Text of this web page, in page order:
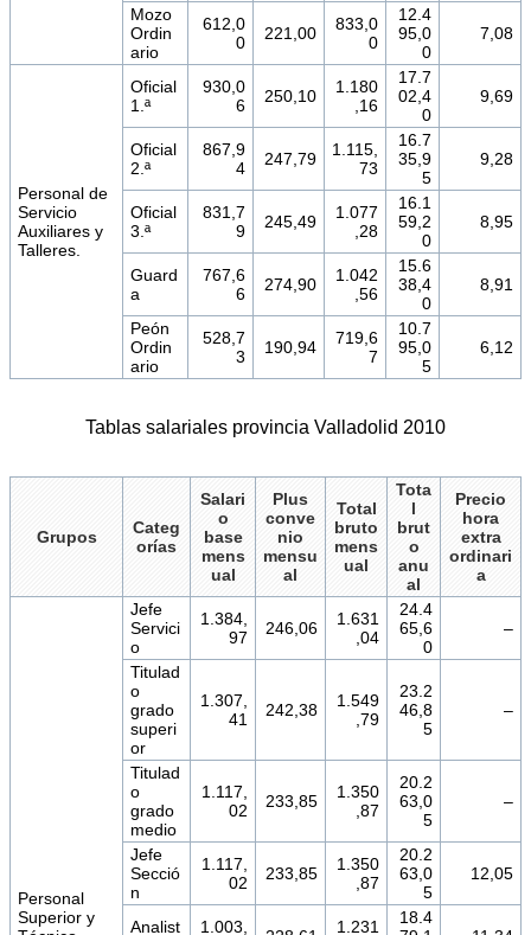
Mozo
Ordin
ario
612,0
0
221,00
833,0
0
12.4
95,0
0
7,08
Personal de
Servicio
Auxiliares y
Talleres.
Oficial
1.ª
930,0
6
250,10
1.180
,16
17.7
02,4
0
9,69
Oficial
2.ª
867,9
4
247,79
1.115,
73
16.7
35,9
5
9,28
Oficial
3.ª
831,7
9
245,49
1.077
,28
16.1
59,2
0
8,95
Guard
a
767,6
6
274,90
1.042
,56
15.6
38,4
0
8,91
Peón
Ordin
ario
528,7
3
190,94
719,6
7
10.7
95,0
5
6,12
Tablas salariales provincia Valladolid 2010
Grupos
Categ
orías
Salari
o
base
mens
ual
Plus
conve
nio
mensu
al
Total
bruto
mens
ual
Tota
l
brut
o
anu
al
Precio
hora
extra
ordinari
a
Personal
Superior y
Jefe
Servici
o
1.384,
97
246,06
1.631
,04
24.4
65,6
0
–
Titulad
o
grado
superi
or
1.307,
41
242,38
1.549
,79
23.2
46,8
5
–
Titulad
o
grado
medio
1.117,
02
233,85
1.350
,87
20.2
63,0
5
–
Jefe
Secció
n
1.117,
02
233,85
1.350
,87
20.2
63,0
5
12,05
Analist 1.003, 1.231
18.4